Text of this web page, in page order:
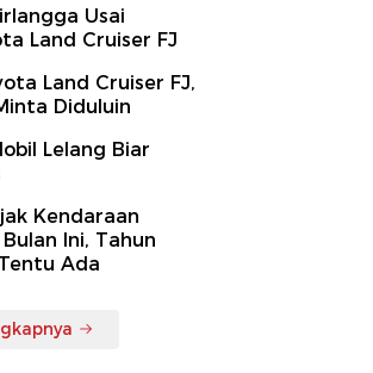
Usai
Land Cruiser FJ
Land Cruiser FJ,
Diduluin
Lelang Biar
Kendaraan
Ini, Tahun
Ada